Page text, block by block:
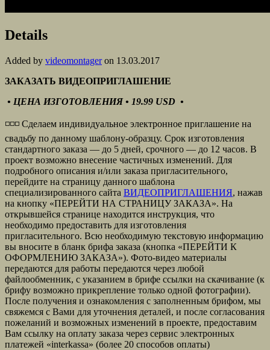
Details
Added by videomontager on 13.03.2017
ЗАКАЗАТЬ ВИДЕОПРИГЛАШЕНИЕ
• ЦЕНА ИЗГОТОВЛЕНИЯ • 19.99 USD •
◽◽◽ Сделаем индивидуальное электронное приглашение на
свадьбу по данному шаблону-образцу. Срок изготовления
стандартного заказа — до 5 дней, срочного — до 12 часов. В
проект возможно внесение частичных изменений. Для
подробного описания и/или заказа пригласительного,
перейдите на страницу данного шаблона
специализированного сайта ВИДЕОПРИГЛАШЕНИЯ, нажав
на кнопку «ПЕРЕЙТИ НА СТРАНИЦУ ЗАКАЗА». На
открывшейся странице находится инструкция, что
необходимо предоставить для изготовления
пригласительного. Всю необходимую текстовую информацию
вы вносите в бланк брифа заказа (кнопка «ПЕРЕЙТИ К
ОФОРМЛЕНИЮ ЗАКАЗА»). Фото-видео материалы
передаются для работы передаются через любой
файлообменник, с указанием в брифе ссылки на скачивание (к
брифу возможно прикрепление только одной фотографии).
После получения и ознакомления с заполненным брифом, мы
свяжемся с Вами для уточнения деталей, и после согласования
пожеланий и возможных изменений в проекте, предоставим
Вам ссылку на оплату заказа через сервис электронных
платежей «interkassa» (более 20 способов оплаты)